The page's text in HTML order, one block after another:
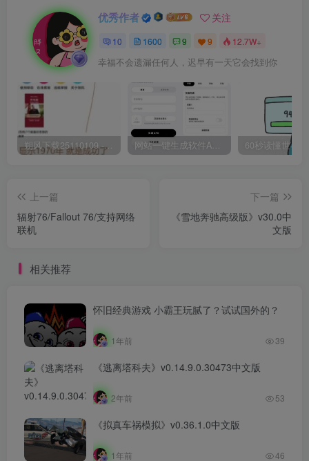
优秀作者 关注
10 1600 9 9 12.7W+
幸福不会遗漏任何人，迟早有一天它会找到你
朔风下载25110109 -磁力下载神器-去VIP限制版本 网站一键生成软件APP 完美版 同时支持打包html文件
上一篇
辐射76/Fallout 76/支持网络
联机
下一篇
《雪地奔驰高级版》v30.0中
文版
相关推荐
怀旧经典游戏 小霸王玩腻了？试试国外的？
1年前 39
《逃离塔科夫》v0.14.9.0.30473中文版
2年前 53
《拟真车祸模拟》v0.36.1.0中文版
1年前 46